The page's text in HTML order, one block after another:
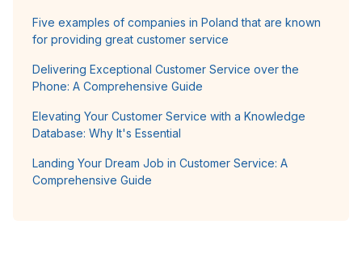
Five examples of companies in Poland that are known
for providing great customer service
Delivering Exceptional Customer Service over the
Phone: A Comprehensive Guide
Elevating Your Customer Service with a Knowledge
Database: Why It's Essential
Landing Your Dream Job in Customer Service: A
Comprehensive Guide